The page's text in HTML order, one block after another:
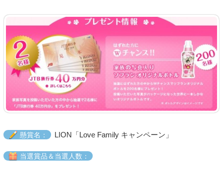
懸賞名： LION「Love Family キャンペーン」
当選賞品＆当選人数：